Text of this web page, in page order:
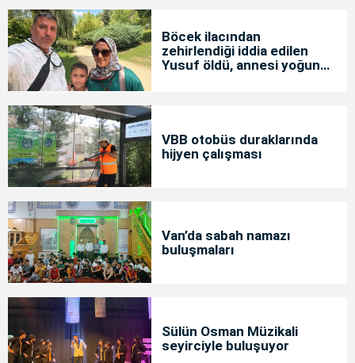
Böcek ilacından
zehirlendiği iddia edilen
Yusuf öldü, annesi yoğun
VBB otobüs duraklarında
hijyen çalışması
Van’da sabah namazı
buluşmaları
Sülün Osman Müzikali
seyirciyle buluşuyor